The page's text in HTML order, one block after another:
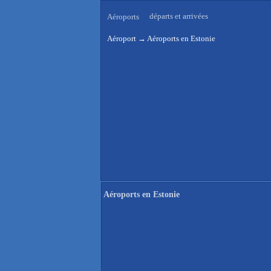
Aéroports départs et arrivées
Aéroport → Aéroports en Estonie
Aéroports en Estonie